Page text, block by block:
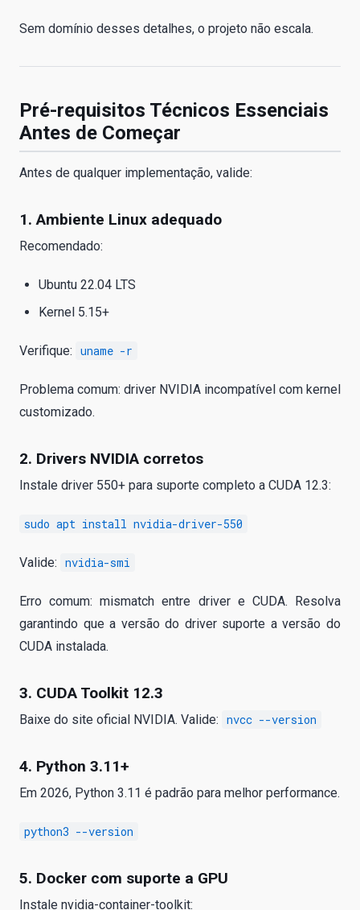
Sem domínio desses detalhes, o projeto não escala.
Pré-requisitos Técnicos Essenciais
Antes de Começar
Antes de qualquer implementação, valide:
1. Ambiente Linux adequado
Recomendado:
Ubuntu 22.04 LTS
Kernel 5.15+
Verifique: uname -r
Problema comum: driver NVIDIA incompatível com kernel
customizado.
2. Drivers NVIDIA corretos
Instale driver 550+ para suporte completo a CUDA 12.3:
sudo apt install nvidia-driver-550
Valide: nvidia-smi
Erro comum: mismatch entre driver e CUDA. Resolva
garantindo que a versão do driver suporte a versão do
CUDA instalada.
3. CUDA Toolkit 12.3
Baixe do site oficial NVIDIA. Valide: nvcc --version
4. Python 3.11+
Em 2026, Python 3.11 é padrão para melhor performance.
python3 --version
5. Docker com suporte a GPU
Instale nvidia-container-toolkit: